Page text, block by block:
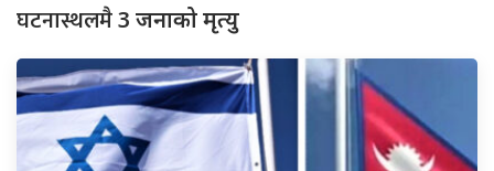
घटनास्थलमै3 जनाको मृत्यु